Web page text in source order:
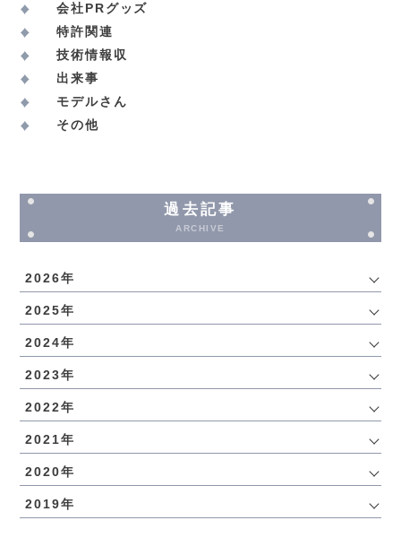
会社PRグッズ
特許関連
技術情報収
出来事
モデルさん
その他
過去記事
ARCHIVE
2026年
2025年
2024年
2023年
2022年
2021年
2020年
2019年